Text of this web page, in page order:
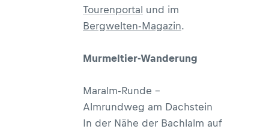
Tourenportal und im
Bergwelten-Magazin.
Murmeltier-Wanderung
Maralm-Runde –
Almrundweg am Dachstein
In der Nähe der Bachlalm auf